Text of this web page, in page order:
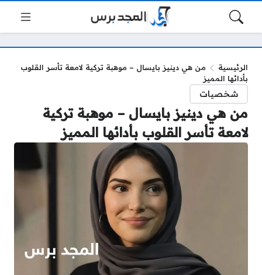
الرئيسية
من هي دينيز بايسال – موهبة تركية لامعة تأسر القلوب
بأدائها المميز
شخصيات
من هي دينيز بايسال – موهبة تركية
لامعة تأسر القلوب بأدائها المميز